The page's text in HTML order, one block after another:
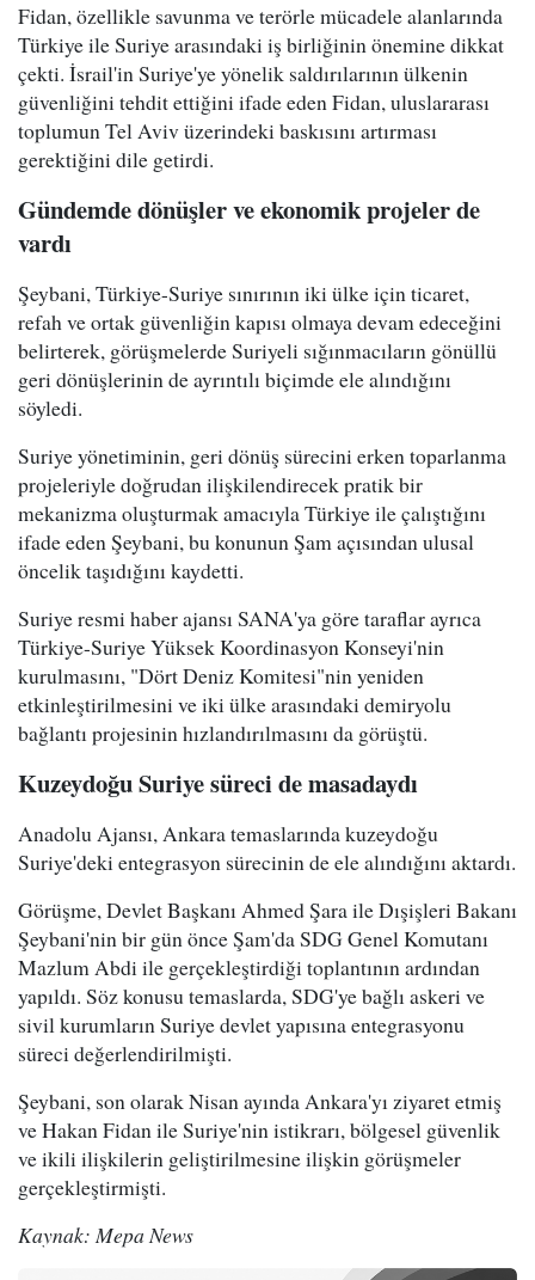
Fidan, özellikle savunma ve terörle mücadele alanlarında
Türkiye ile Suriye arasındaki iş birliğinin önemine dikkat
çekti. İsrail'in Suriye'ye yönelik saldırılarının ülkenin
güvenliğini tehdit ettiğini ifade eden Fidan, uluslararası
toplumun Tel Aviv üzerindeki baskısını artırması
gerektiğini dile getirdi.
Gündemde dönüşler ve ekonomik projeler de
vardı
Şeybani, Türkiye-Suriye sınırının iki ülke için ticaret,
refah ve ortak güvenliğin kapısı olmaya devam edeceğini
belirterek, görüşmelerde Suriyeli sığınmacıların gönüllü
geri dönüşlerinin de ayrıntılı biçimde ele alındığını
söyledi.
Suriye yönetiminin, geri dönüş sürecini erken toparlanma
projeleriyle doğrudan ilişkilendirecek pratik bir
mekanizma oluşturmak amacıyla Türkiye ile çalıştığını
ifade eden Şeybani, bu konunun Şam açısından ulusal
öncelik taşıdığını kaydetti.
Suriye resmi haber ajansı SANA'ya göre taraflar ayrıca
Türkiye-Suriye Yüksek Koordinasyon Konseyi'nin
kurulmasını, "Dört Deniz Komitesi"nin yeniden
etkinleştirilmesini ve iki ülke arasındaki demiryolu
bağlantı projesinin hızlandırılmasını da görüştü.
Kuzeydoğu Suriye süreci de masadaydı
Anadolu Ajansı, Ankara temaslarında kuzeydoğu
Suriye'deki entegrasyon sürecinin de ele alındığını aktardı.
Görüşme, Devlet Başkanı Ahmed Şara ile Dışişleri Bakanı
Şeybani'nin bir gün önce Şam'da SDG Genel Komutanı
Mazlum Abdi ile gerçekleştirdiği toplantının ardından
yapıldı. Söz konusu temaslarda, SDG'ye bağlı askeri ve
sivil kurumların Suriye devlet yapısına entegrasyonu
süreci değerlendirilmişti.
Şeybani, son olarak Nisan ayında Ankara'yı ziyaret etmiş
ve Hakan Fidan ile Suriye'nin istikrarı, bölgesel güvenlik
ve ikili ilişkilerin geliştirilmesine ilişkin görüşmeler
gerçekleştirmişti.
Kaynak: Mepa News